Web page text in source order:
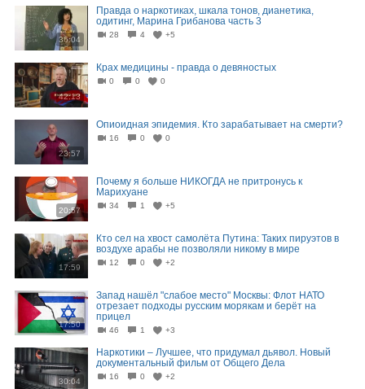
36:04
Правда о наркотиках, шкала тонов, дианетика,
одитинг, Марина Грибанова часть 3
28 4 +5
42:13
Крах медицины - правда о девяностых
0 0 0
23:57
Опиоидная эпидемия. Кто зарабатывает на смерти?
16 0 0
20:57
Почему я больше НИКОГДА не притронусь к
Марихуане
34 1 +5
17:59
Кто сел на хвост самолёта Путина: Таких пируэтов в
воздухе арабы не позволяли никому в мире
12 0 +2
17:50
Запад нашёл "слабое место" Москвы: Флот НАТО
отрезает подходы русским морякам и берёт на
прицел
46 1 +3
30:04
Наркотики – Лучшее, что придумал дьявол. Новый
документальный фильм от Общего Дела
16 0 +2